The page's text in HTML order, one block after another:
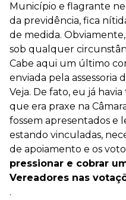
Município e flagrante
da previdência, fica
de medida.
sob qualquer
Cabe aqui um último
enviada pela assessoria
Veja. De fato, eu já
que era praxe na
fossem apresentados e
estando vinculadas,
de apoiamento e os
pressionar e cobrar
Vereadores nas
.